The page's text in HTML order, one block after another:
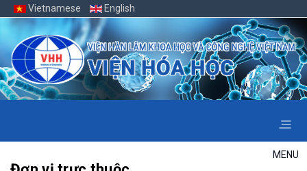
Vietnamese English
MENU